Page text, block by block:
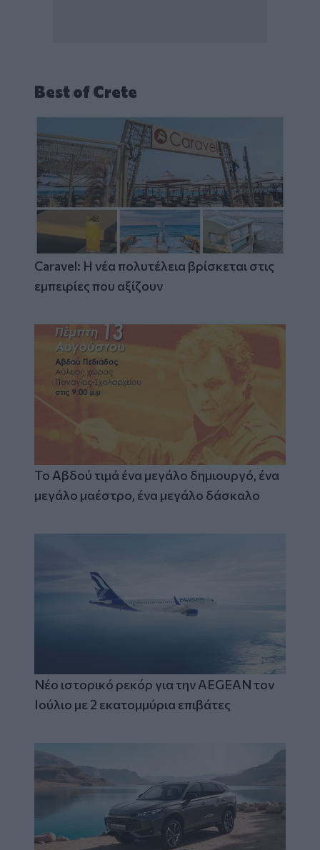
Best of Crete
Caravel: Η νέα πολυτέλεια βρίσκεται στις
εμπειρίες που αξίζουν
Το Αβδού τιμά ένα μεγάλο δημιουργό, ένα
μεγάλο μαέστρο, ένα μεγάλο δάσκαλο
Νέο ιστορικό ρεκόρ για την AEGEAN τον
Ιούλιο με 2 εκατομμύρια επιβάτες